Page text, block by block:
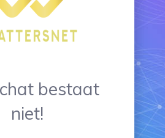
bestaat
niet!